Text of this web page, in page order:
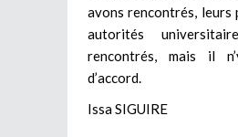
avons rencontrés, leurs
autorités
rencontrés, mais il
d’accord.
Issa SIGUIRE